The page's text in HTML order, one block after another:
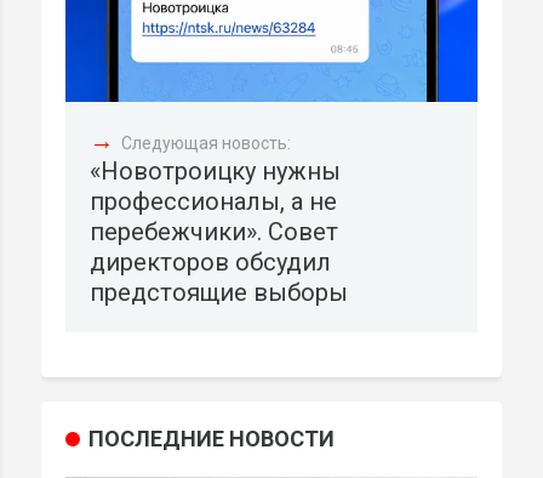
→ Следующая новость:
«Новотроицку нужны
профессионалы, а не
перебежчики». Совет
директоров обсудил
предстоящие выборы
ПОСЛЕДНИЕ НОВОСТИ